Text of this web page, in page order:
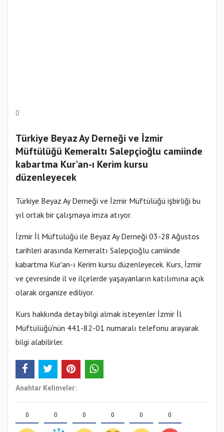
0
Türkiye Beyaz Ay Derneği ve İzmir
Müftülüğü Kemeraltı Salepçioğlu camiinde
kabartma Kur'an-ı Kerim kursu
düzenleyecek
Türkiye Beyaz Ay Derneği ve İzmir Müftülüğü işbirliği bu
yıl ortak bir çalışmaya imza atıyor.
İzmir İl Müftülüğü ile Beyaz Ay Derneği 03-28 Ağustos
tarihleri arasında Kemeraltı Salepçioğlu camiinde
kabartma Kur'an-ı Kerim kursu düzenleyecek. Kurs, İzmir
ve çevresinde il ve ilçelerde yaşayanların katılımına açık
olarak organize ediliyor.
Kurs hakkında detay bilgi almak isteyenler İzmir İl
Müftülüğü'nün 441-82-01 numaralı telefonu arayarak
bilgi alabilirler.
Anahtar Kelimeler:
0 0 0 0 0 0